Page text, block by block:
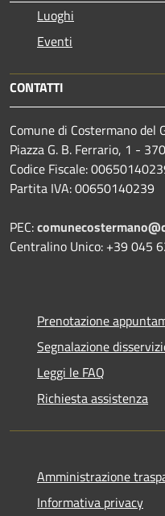
Luoghi
Eventi
CONTATTI
Comune di Costermano del
Piazza G. B. Ferrario, 1 -
Codice Fiscale:
Partita IVA: 00650140239
PEC:
Centralino Unico: +39 045
Prenotazione
Segnalazione
Leggi le FAQ
Richiesta assistenza
Amministrazione
Informativa privacy